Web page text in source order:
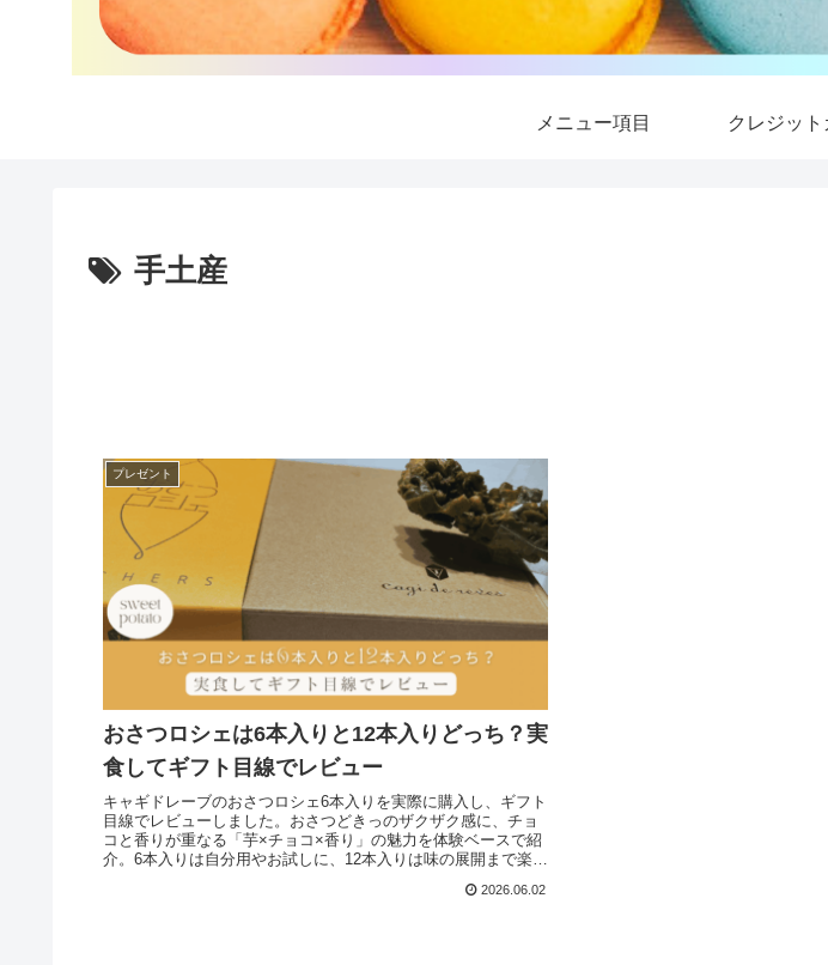
メニュー項目 クレジット
手土産
プレゼント
おさつロシェは6本入りと12本入りどっち？実
食してギフト目線でレビュー
キャギドレーブのおさつロシェ6本入りを実際に購入し、ギフト
目線でレビューしました。おさつどきっのザクザク感に、チョ
コと香りが重なる「芋×チョコ×香り」の魅力を体験ベースで紹
介。6本入りは自分用やお試しに、12本入りは味の展開まで楽し
2026.06.02